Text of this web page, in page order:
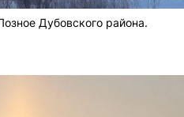
Дубовского района.